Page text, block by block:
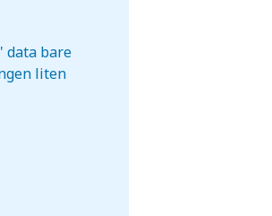
data bare
liten